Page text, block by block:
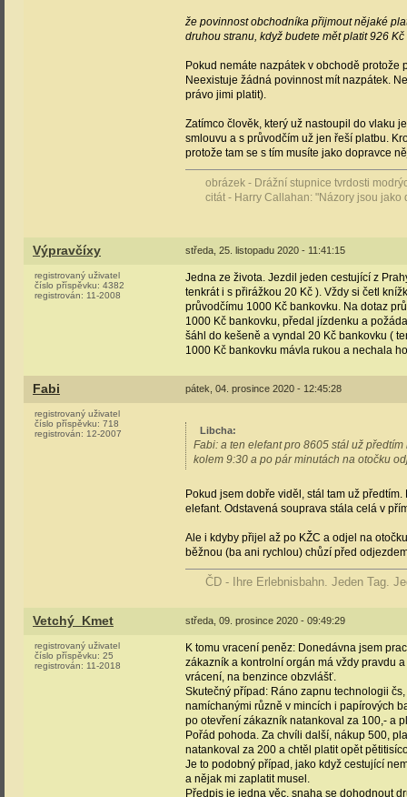
že povinnost obchodníka přijmout nějaké
druhou stranu, když budete mět platit 926
Pokud nemáte nazpátek v obchodě
Neexistuje žádná povinnost mít nazpátek.
právo jimi platit).
Zatímco člověk, který už nastoupil do vlaku
smlouvu a s průvodčím už jen řeší platbu.
protože tam se s tím musíte jako dopravce
obrázek - Drážní stupnice tvrdosti
citát - Harry Callahan: "Názory jsou jako
Výpravčíxy středa, 25. listopadu 2020 - 11:41:15
registrovaný uživatel
číslo příspěvku: 4382
registrován: 11-2008
Jedna ze života. Jezdil jeden cestující z
tenkrát i s přirážkou 20 Kč ). Vždy si četl
průvodčímu 1000 Kč bankovku. Na dotaz
1000 Kč bankovku, předal jízdenku a
šáhl do kešeně a vyndal 20 Kč bankovku (
1000 Kč bankovku mávla rukou a nechala
Fabi pátek, 04. prosince 2020 - 12:45:28
registrovaný uživatel
číslo příspěvku: 718
registrován: 12-2007 Libcha:
Fabi: a ten elefant pro 8605 stál už
kolem 9:30 a po pár minutách na otočku
Pokud jsem dobře viděl, stál tam už
elefant. Odstavená souprava stála celá v
Ale i kdyby přijel až po KŽC a odjel na
běžnou (ba ani rychlou) chůzí před
ČD - Ihre Erlebnisbahn. Jeden Tag.
Vetchý_Kmet středa, 09. prosince 2020 - 09:49:29
registrovaný uživatel
číslo příspěvku: 25
registrován: 11-2018
K tomu vracení peněz: Donedávna jsem
zákazník a kontrolní orgán má vždy pravdu
vrácení, na benzince obzvlášť.
Skutečný případ: Ráno zapnu technologii
namíchanými různě v mincích i papírových
po otevření zákazník natankoval za 100,- a
Pořád pohoda. Za chvíli další, nákup 500,
natankoval za 200 a chtěl platit opět
Je to podobný případ, jako když cestující
a nějak mi zaplatit musel.
Předpis je jedna věc, snaha se dohodnout